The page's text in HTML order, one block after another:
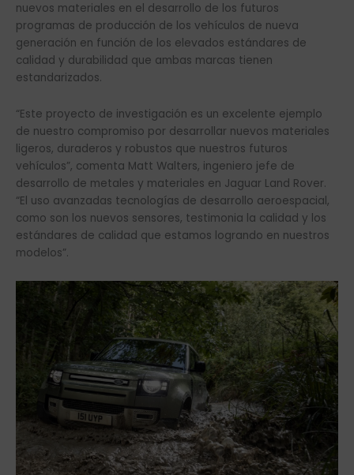
nuevos materiales en el desarrollo de los futuros
programas de producción de los vehículos de nueva
generación en función de los elevados estándares de
calidad y durabilidad que ambas marcas tienen
estandarizados.
“Este proyecto de investigación es un excelente ejemplo
de nuestro compromiso por desarrollar nuevos materiales
ligeros, duraderos y robustos que nuestros futuros
vehículos”, comenta Matt Walters, ingeniero jefe de
desarrollo de metales y materiales en Jaguar Land Rover.
“El uso avanzadas tecnologías de desarrollo aeroespacial,
como son los nuevos sensores, testimonia la calidad y los
estándares de calidad que estamos logrando en nuestros
modelos”.